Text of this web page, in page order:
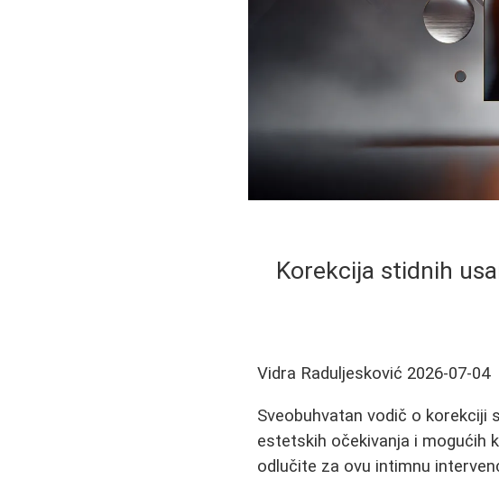
Korekcija stidnih
Vidra Raduljesković 2026-07-04
Sveobuhvatan vodič o korekciji
estetskih očekivanja i mogućih
odlučite za ovu intimnu